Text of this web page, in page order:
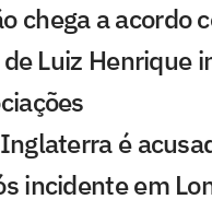
chega a acordo
Luiz Henrique
é
incidente em